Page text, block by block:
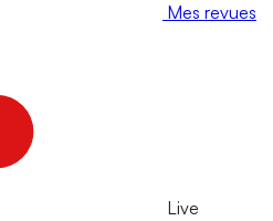
Mes revues
Live